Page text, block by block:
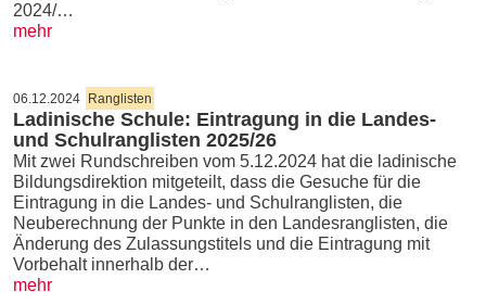
2024/…
mehr
06.12.2024 Ranglisten
Ladinische Schule: Eintragung in die Landes-
und Schulranglisten 2025/26
Mit zwei Rundschreiben vom 5.12.2024 hat die ladinische
Bildungsdirektion mitgeteilt, dass die Gesuche für die
Eintragung in die Landes- und Schulranglisten, die
Neuberechnung der Punkte in den Landesranglisten, die
Änderung des Zulassungstitels und die Eintragung mit
Vorbehalt innerhalb der…
mehr